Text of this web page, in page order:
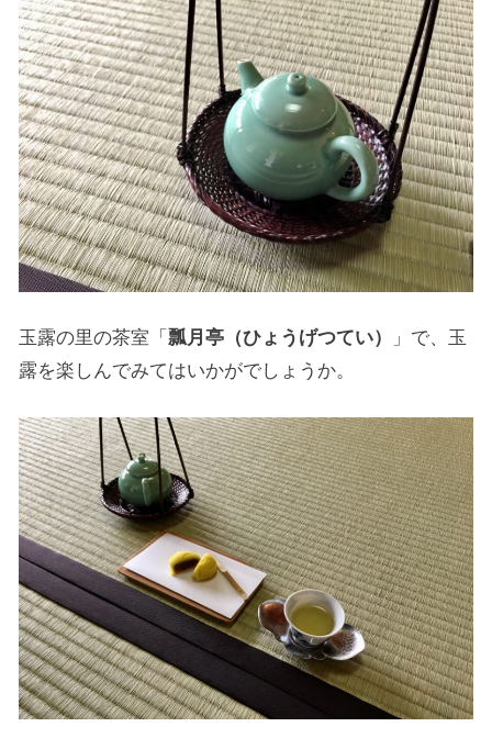
玉露の里の茶室「瓢月亭（ひょうげつてい）
」で、玉
露を楽しんでみてはいかがでしょうか。